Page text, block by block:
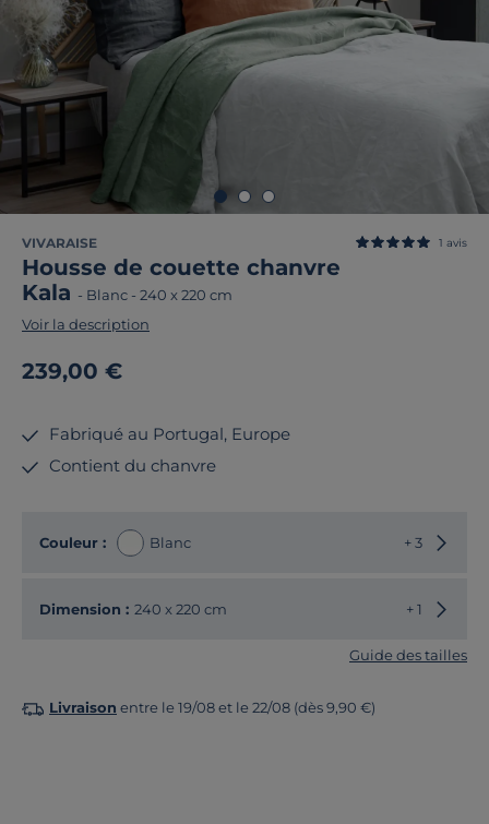
VIVARAISE
Housse de couette chanvre
Kala - Blanc - 240 x 220 cm
1 avis
Voir la description
239,00 €
Fabriqué au Portugal, Europe
Contient du chanvre
Couleur : Blanc + 3
Dimension : 240 x 220 cm + 1
Guide des tailles
Livraison entre le 19/08 et le 22/08 (dès 9,90 €)